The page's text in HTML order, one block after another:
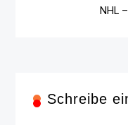
NHL
Schreibe